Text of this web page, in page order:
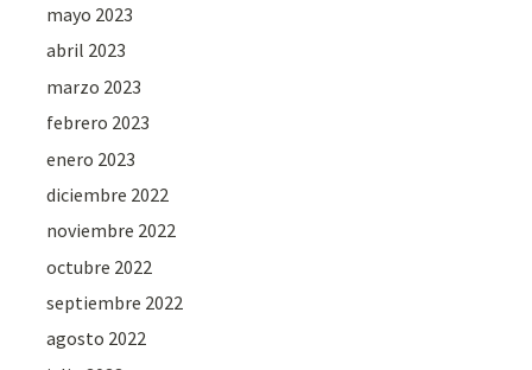
mayo 2023
abril 2023
marzo 2023
febrero 2023
enero 2023
diciembre 2022
noviembre 2022
octubre 2022
septiembre 2022
agosto 2022